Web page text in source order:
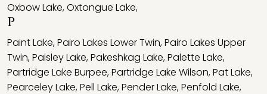
Oxbow Lake,Oxtongue Lake,
P
Paint Lake,Pairo Lakes Lower Twin,Pairo Lakes Upper
Twin,Paisley Lake,Pakeshkag Lake,Palette Lake,
Partridge Lake Burpee,Partridge Lake Wilson,Pat Lake,
Pearceley Lake,Pell Lake,Pender Lake,Penfold Lake,